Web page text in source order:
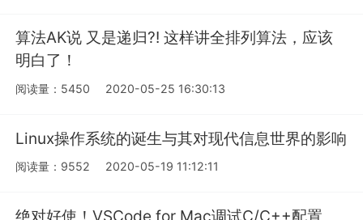
算法AK说 又是递归?! 这样讲全排列算法，应该
明白了！
阅读量：5450 2020-05-25 16:30:13
Linux操作系统的诞生与其对现代信息世界的影响
阅读量：9552 2020-05-19 11:12:11
绝对好使！VSCode for Mac调试C/C++配置